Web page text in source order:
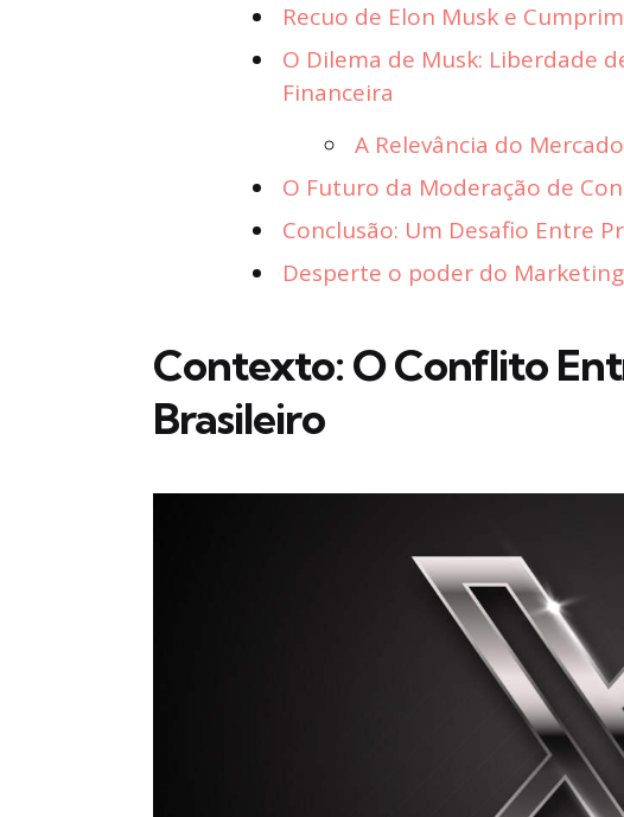
Recuo de Elon Musk e
O Dilema de Musk: Liberdade
Financeira
A Relevância do
O Futuro da Moderação de
Conclusão: Um Desafio Entre
Desperte o poder do
Contexto: O Conflito
Brasileiro